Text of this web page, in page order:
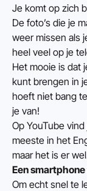
Je komt op zich
De foto’s die je
weer missen als
heel veel op je
Het mooie is dat
kunt brengen in
hoeft niet bang
je van!
Op YouTube
meeste in het
maar het is er
Een
Om echt snel te